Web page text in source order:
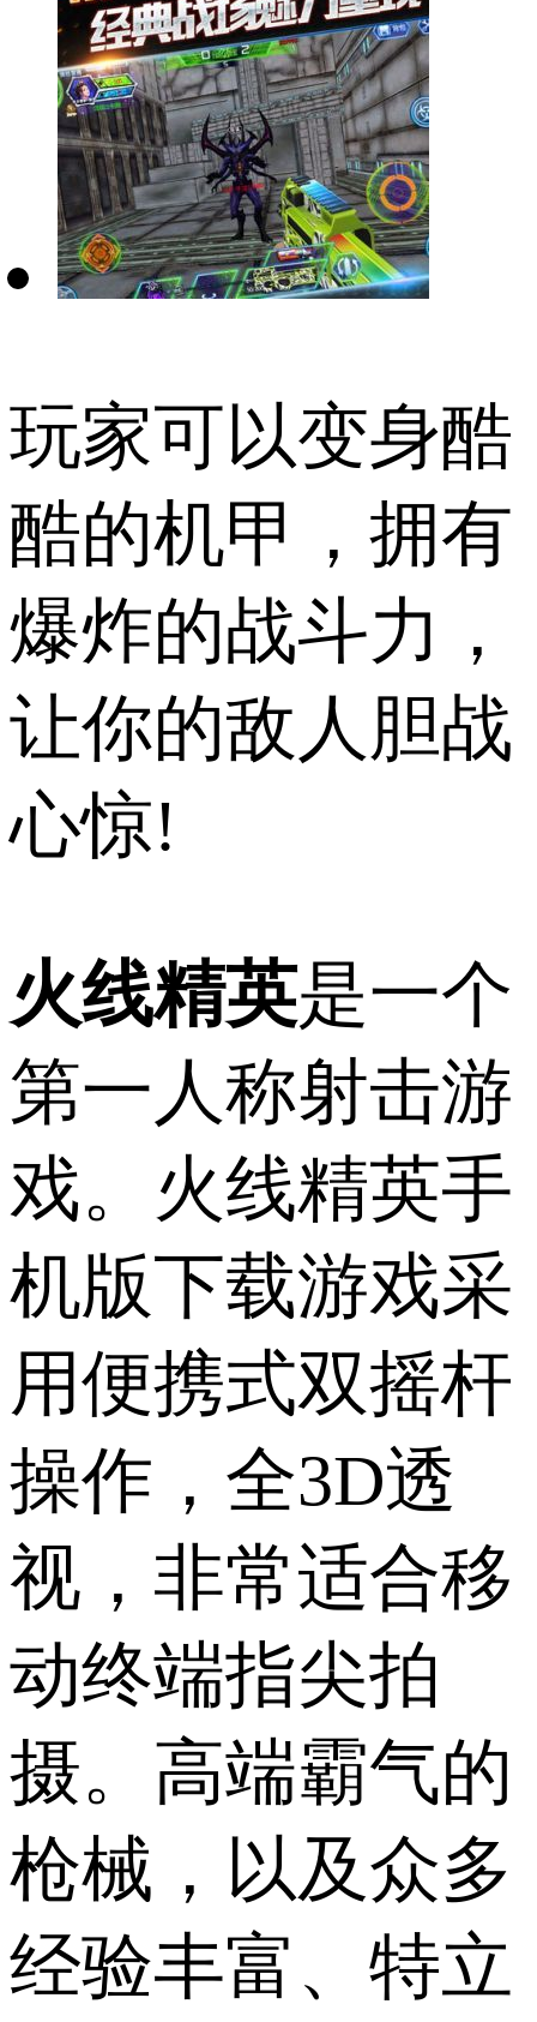
玩家可以变身酷
酷的机甲，拥有
爆炸的战斗力，
让你的敌人胆战
心惊!
火线精英是一个
第一人称射击游
戏。火线精英手
机版下载游戏采
用便携式双摇杆
操作，全3D透
视，非常适合移
动终端指尖拍
摄。高端霸气的
枪械，以及众多
经验丰富、特立